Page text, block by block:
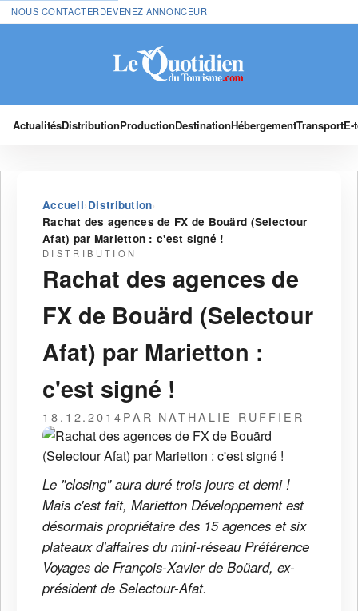
NOUS CONTACTERDEVENEZ ANNONCEUR
ActualitésDistributionProductionDestinationHébergementTransport
Accueil›Distribution›
Rachat des agences de FX de Bouärd (Selectour
Afat) par Marietton : c'est signé !
DISTRIBUTION
Rachat des agences de
FX de Bouärd (Selectour
Afat) par Marietton :
c'est signé !
18.12.2014PAR NATHALIE RUFFIER
Le "closing" aura duré trois jours et demi !
Mais c'est fait, Marietton Développement est
désormais propriétaire des 15 agences et six
plateaux d'affaires du mini-réseau Préférence
Voyages de François-Xavier de Boüard, ex-
président de Selectour-Afat.